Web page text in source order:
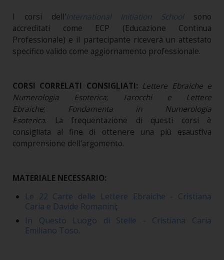
I corsi dell'International Initiation Schoolsono
accreditati come ECP (Educazione Continua
Professionale) e il partecipante riceverà un attestato
specifico valido come aggiornamento professionale.
CORSI CORRELATI CONSIGLIATI: Lettere Ebraiche e
Numerologia Esoterica;
Tarocchi e Lettere
Ebraiche;
Fondamenta in Numerologia
Esoterica.
La frequentazione di questi corsi è
consigliata al fine di ottenere una più esaustiva
comprensione dell'argomento.
MATERIALE NECESSARIO:
Le 22 Carte delle Lettere Ebraiche - Cristiana
Caria e Davide Romanini;
In Questo Luogo di Stelle - Cristiana Caria
Emiliano Toso.